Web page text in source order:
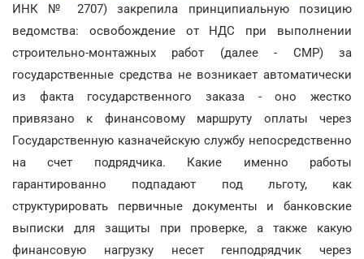
ИНК № 2707) закрепила принципиальную позицию
ведомства: освобождение от НДС при выполнении
строительно-монтажных работ (далее - СМР) за
государственные средства не возникает автоматически
из факта государственного заказа - оно жестко
привязано к финансовому маршруту оплаты через
Государственную казначейскую службу непосредственно
на счет подрядчика. Какие именно работы
гарантированно подпадают под льготу, как
структурировать первичные документы и банковские
выписки для защиты при проверке, а также какую
финансовую нагрузку несет генподрядчик через